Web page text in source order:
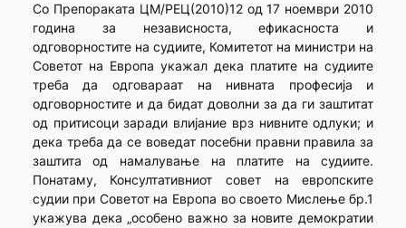
Со Препораката ЦМ/РЕЦ(2010)12 од 17 ноември 2010
година за независноста, ефикасноста и
одговорностите на судиите, Комитетот на министри на
Советот на Европа укажал дека платите на судиите
треба да одговараат на нивната професија и
одговорностите и да бидат доволни за да ги заштитат
од притисоци заради влијание врз нивните одлуки; и
дека треба да се воведат посебни правни правила за
заштита од намалување на платите на судиите.
Понатаму, Консултативниот совет на европските
судии при Советот на Европа во своето Мислење бр.1
укажува дека „особено важно за новите демократии